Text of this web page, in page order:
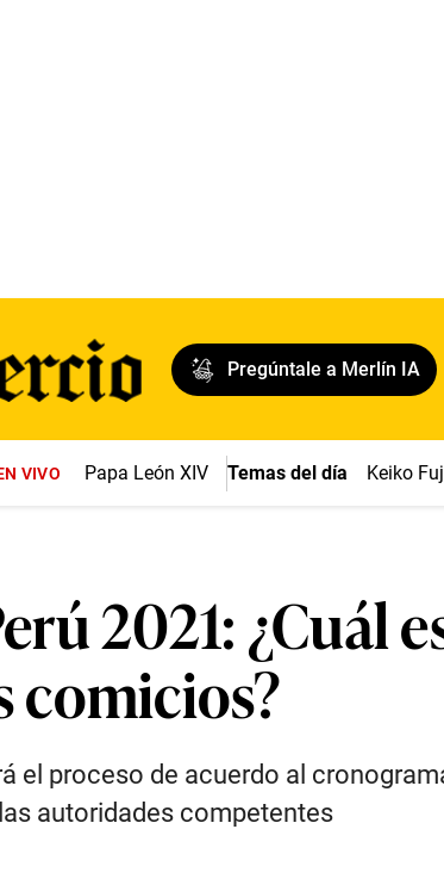
Pregúntale a Merlín IA
VIVO Papa León XIV Temas del día Keiko
2021: ¿Cuál
comicios?
el proceso de acuerdo al
autoridades competentes